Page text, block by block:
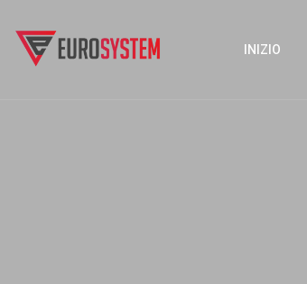
INIZIO